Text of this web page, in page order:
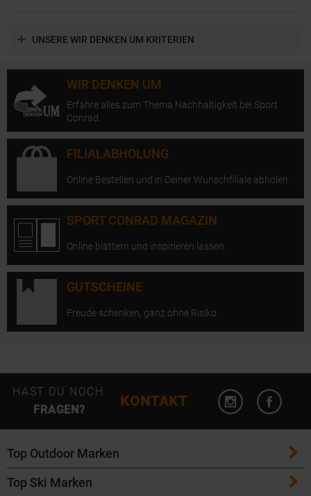
UNSERE WIR DENKEN UM KRITERIEN
WIR DENKEN UM
Erfahre alles zum Thema Nachhaltigkeit bei Sport
Conrad.
FILIALABHOLUNG
Online Bestellen und in Deiner Wunschfiliale abholen.
SPORT CONRAD MAGAZIN
Online blättern und inspirieren lassen.
GUTSCHEINE
Freude schenken, ganz ohne Risiko.
HAST DU NOCH
FRAGEN?
KONTAKT
Instagram
Top Outdoor Marken
Patagonia
Top Ski Marken